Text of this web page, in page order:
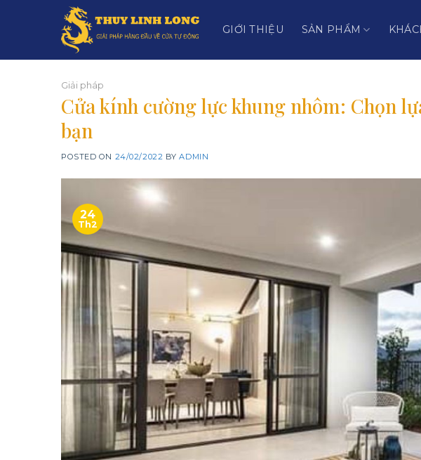
GIỚI THIỆU SẢN PHẨM
Giải pháp
Cửa kính cường lực khung nhôm: Chọn
bạn
POSTED ON 24/02/2022 BYADMIN
24
Th2